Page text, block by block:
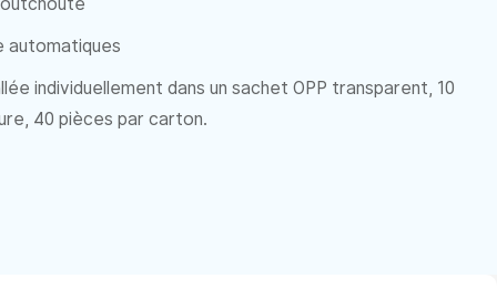
individuellement dans un sachet OPP transparent, 10
40 pièces par carton.